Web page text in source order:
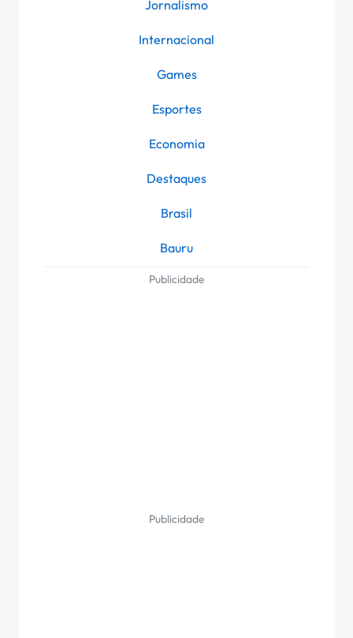
Jornalismo
Internacional
Games
Esportes
Economia
Destaques
Brasil
Bauru
Publicidade
Publicidade